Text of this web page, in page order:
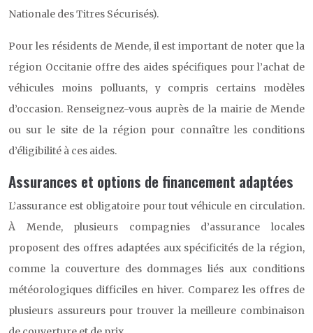
Nationale des Titres Sécurisés).
Pour les résidents de Mende, il est important de noter que la
région Occitanie offre des aides spécifiques pour l’achat de
véhicules moins polluants, y compris certains modèles
d’occasion. Renseignez-vous auprès de la mairie de Mende
ou sur le site de la région pour connaître les conditions
d’éligibilité à ces aides.
Assurances et options de financement adaptées
L’assurance est obligatoire pour tout véhicule en circulation.
À Mende, plusieurs compagnies d’assurance locales
proposent des offres adaptées aux spécificités de la région,
comme la couverture des dommages liés aux conditions
météorologiques difficiles en hiver. Comparez les offres de
plusieurs assureurs pour trouver la meilleure combinaison